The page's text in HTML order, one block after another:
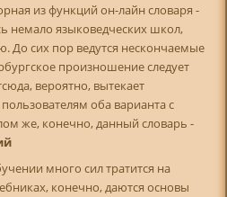
из функций он-лайн словаря -
немало языковедческих школ,
До сих пор ведутся нескончаемые
произношение следует
вероятно, вытекает
оба варианта с
же, конечно, данный словарь -
много сил тратится на
конечно, даются основы